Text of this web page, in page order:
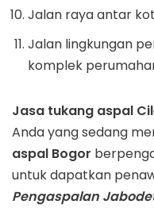
Jalan raya antar
Jalan lingkungan
komplek
Jasa tukang aspal
Anda yang sedang
aspal Bogor
untuk dapatkan
Pengaspalan